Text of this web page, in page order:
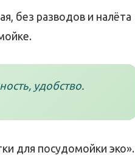
без разводов и налёта
удобство.
для посудомойки эко».